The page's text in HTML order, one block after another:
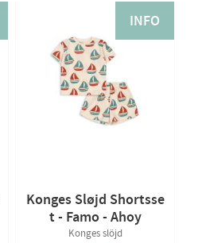
Konges Sløjd Shortsse
t - Famo - Ahoy
Konges slöjd
INFO